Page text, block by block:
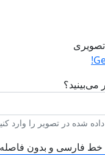
شده در تصویر را وارد کنید.
فارسی و بدون فاصله